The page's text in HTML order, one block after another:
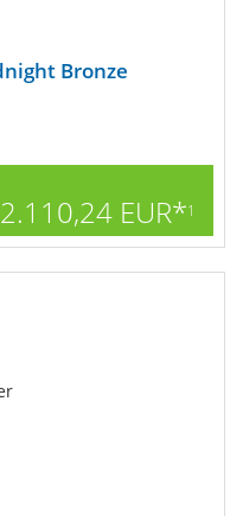
Bronze
2.110,24 EUR*1